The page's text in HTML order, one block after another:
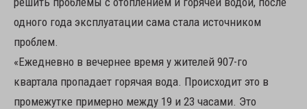
одного года эксплуатации сама стала источником
проблем.
«Ежедневно в вечернее время у жителей 907-го
квартала пропадает горячая вода. Происходит это в
промежутке примерно между 19 и 23 часами. Это